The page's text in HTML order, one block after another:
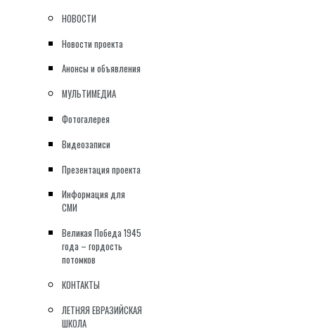
НОВОСТИ
Новости проекта
Анонсы и объявления
МУЛЬТИМЕДИА
Фотогалерея
Видеозаписи
Презентация проекта
Информация для
СМИ
Великая Победа 1945
года – гордость
потомков
КОНТАКТЫ
ЛЕТНЯЯ ЕВРАЗИЙСКАЯ
ШКОЛА